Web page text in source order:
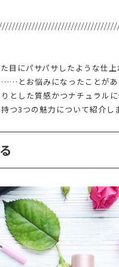
目にパサパサしたような仕
とお悩みになったことがあ
した質感かつナチュラル
つ3つの魅力について紹介し